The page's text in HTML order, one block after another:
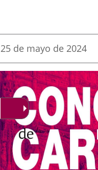
Fecha
la
noticia
25 de mayo de 2024